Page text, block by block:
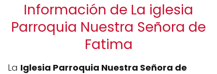
Información de La iglesia
Parroquia Nuestra Señora de
Fatima
La Iglesia Parroquia Nuestra Señora de